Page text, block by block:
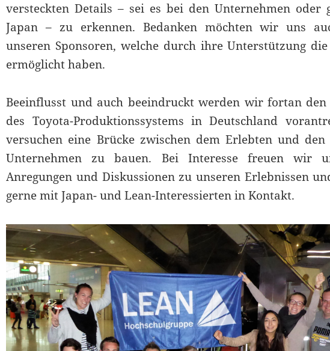
versteckten Details – sei es bei den Unternehmen oder
Japan – zu erkennen. Bedanken möchten wir uns
unseren Sponsoren, welche durch ihre Unterstützung die
ermöglicht haben.
Beeinflusst und auch beeindruckt werden wir fortan den
des Toyota-Produktionssystems in Deutschland
versuchen eine Brücke zwischen dem Erlebten und den
Unternehmen zu bauen. Bei Interesse freuen wir
Anregungen und Diskussionen zu unseren Erlebnissen
gerne mit Japan- und Lean-Interessierten in Kontakt.